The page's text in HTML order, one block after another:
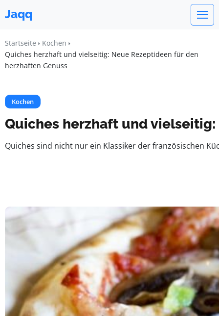
Jaqq
Startseite
Kochen
Quiches herzhaft und vielseitig: Neue Rezeptideen für den
herzhaften Genuss
Kochen
Quiches herzhaft und
Quiches sind nicht nur ein Klassiker der französischen